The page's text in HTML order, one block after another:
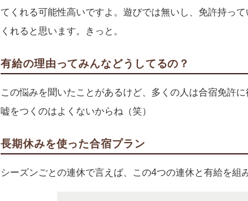
てくれる可能性高いですよ。遊びでは無いし、免許持っ
くれると思います。きっと。
有給の理由ってみんなどうしてるの？
この悩みを聞いたことがあるけど、多くの人は合宿免許
嘘をつくのはよくないからね（笑）
長期休みを使った合宿プラン
シーズンごとの連休で言えば、この4つの連休と有給を組